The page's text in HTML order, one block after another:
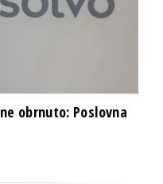
obrnuto: Poslovna